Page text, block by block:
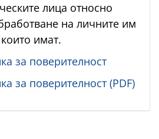
лица относно
на личните им
имат.
за поверителност
за поверителност (PDF)